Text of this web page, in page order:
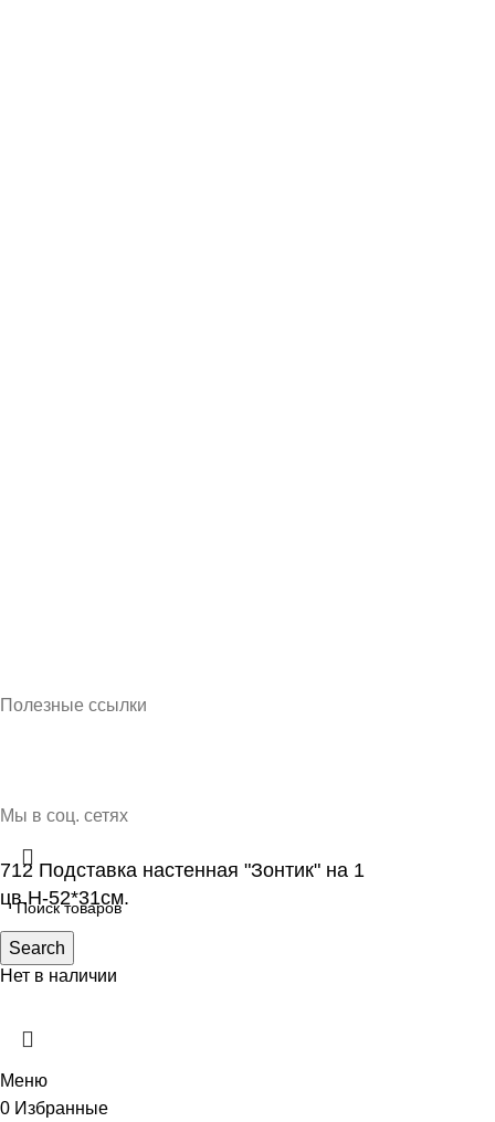
Полезные ссылки
Мы в соц. сетях
Search
712 Подставка настенная "Зонтик" на 1
цв.Н-52*31см.
605.00₽
Нет в наличии
Меню
0 Избранные